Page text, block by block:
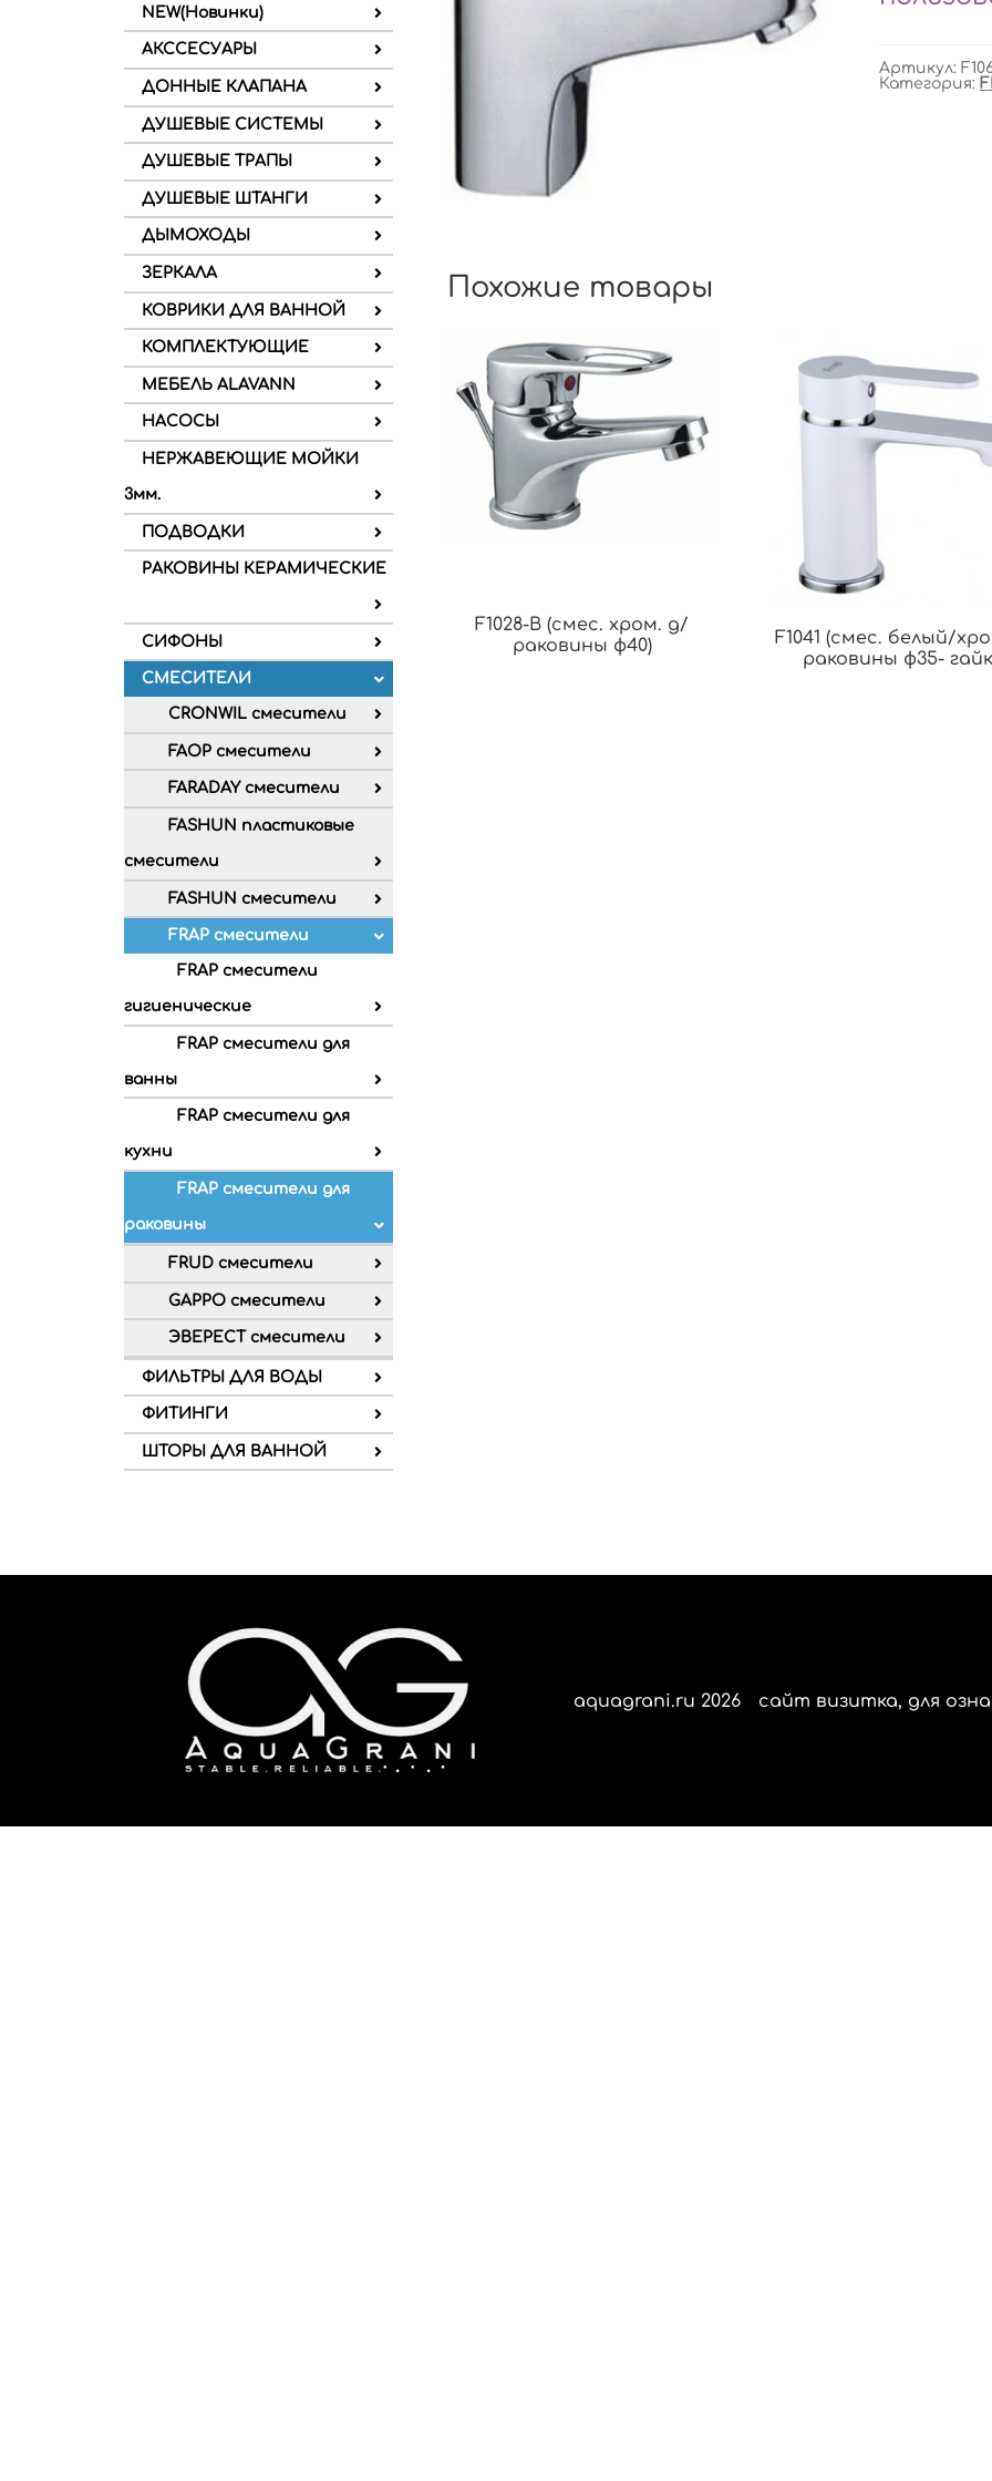
NEW(Новинки)
АКССЕСУАРЫ
ДОННЫЕ КЛАПАНА
ДУШЕВЫЕ СИСТЕМЫ
ДУШЕВЫЕ ТРАПЫ
ДУШЕВЫЕ ШТАНГИ
ДЫМОХОДЫ
ЗЕРКАЛА
КОВРИКИ ДЛЯ ВАННОЙ
КОМПЛЕКТУЮЩИЕ
МЕБЕЛЬ ALAVANN
НАСОСЫ
НЕРЖАВЕЮЩИЕ МОЙКИ
3мм.
ПОДВОДКИ
РАКОВИНЫ КЕРАМИЧЕСКИЕ
СИФОНЫ
СМЕСИТЕЛИ
CRONWIL смесители
FAOP смесители
FARADAY смесители
FASHUN пластиковые
смесители
FASHUN смесители
FRAP смесители
FRAP смесители
гигиенические
FRAP смесители для
ванны
FRAP смесители для
кухни
FRAP смесители для
раковины
FRUD смесители
GAPPO смесители
ЭВЕРЕСТ смесители
ФИЛЬТРЫ ДЛЯ ВОДЫ
ФИТИНГИ
ШТОРЫ ДЛЯ ВАННОЙ
Артикул:
Категория:
Похожие товары
F1028-B (смес. хром. д/
раковины ф40)
F1041 (смес. белый/
раковины ф35-
aquagrani.ru 2026 сайт визитка, для